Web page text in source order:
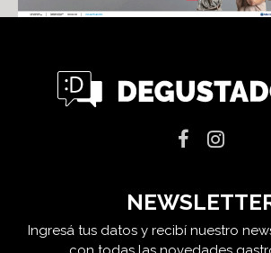
Ingresá tus datos y recibí nuestro